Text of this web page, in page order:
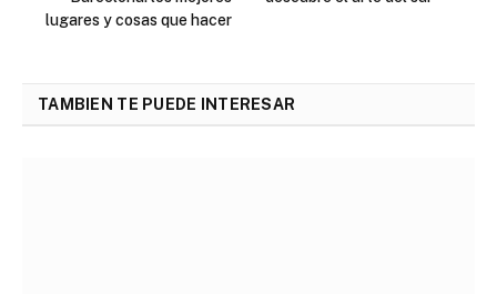
lugares y cosas que hacer
TAMBIEN TE PUEDE INTERESAR